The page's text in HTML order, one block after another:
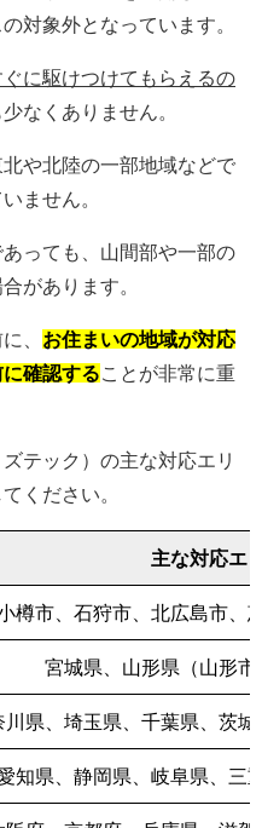
対象外となっています。
に駆けつけてもらえるの
なくありません。
や北陸の一部地域などで
ません。
っても、山間部や一部の
があります。
、 お住まいの地域が対応
確認する ことが非常に重
テック）の主な対応エリ
ください。
主な対応エ
樽市、石狩市、北広島市、
宮城県、山形県（山形
川県、埼玉県、千葉県、茨
知県、静岡県、岐阜県、三